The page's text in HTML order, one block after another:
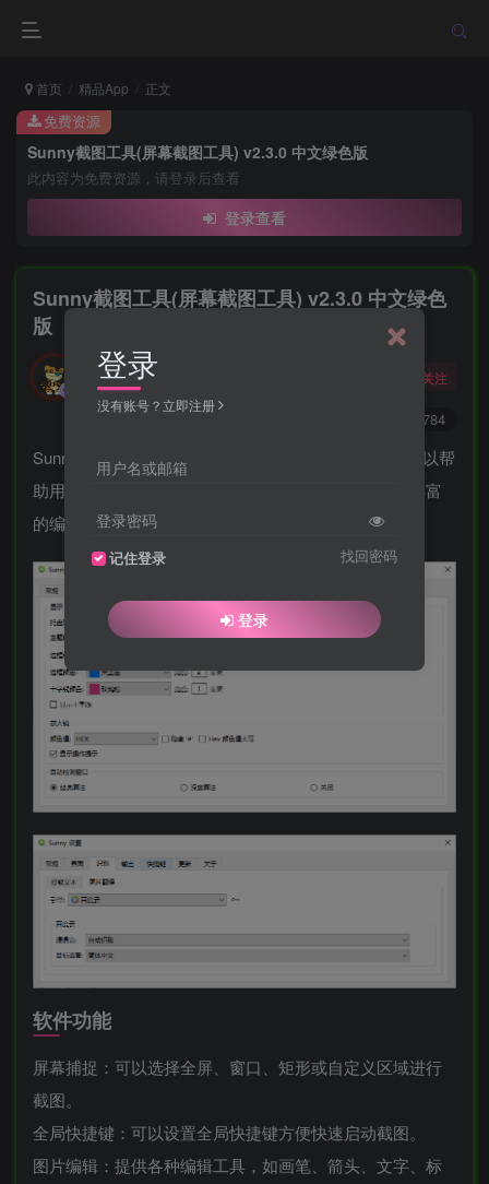
首页 精品App 正文
Sunny截图工具(屏幕截图工具) v2.3.0 中文绿色版
此内容为免费资源，请登录后查看
登录查看
免费资源
Sunny截图工具(屏幕截图工具) v2.3.0 中文绿色
版
勇敢的大野狼
酒醒只在花前坐，酒醉还来花下眠。
关注
1784
Sunny截图工具是一款功能强大的屏幕截图工具。它可以帮
助用户快速、精确地捕捉屏幕上的任何内容，并提供丰富
的编辑和标注功能。
软件功能
屏幕捕捉：可以选择全屏、窗口、矩形或自定义区域进行
截图。
全局快捷键：可以设置全局快捷键方便快速启动截图。
图片编辑：提供各种编辑工具，如画笔、箭头、文字、标
登录
没有账号？立即注册
用户名或邮箱
登录密码
记住登录 找回密码
登录